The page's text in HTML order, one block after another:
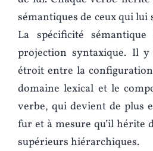
sémantiques de ceux qui
La spécificité
projection syntaxique. Il
étroit entre la
domaine lexical et le
verbe, qui devient de plus
fur et à mesure qu’il hérite
supérieurs hiérarchiques.